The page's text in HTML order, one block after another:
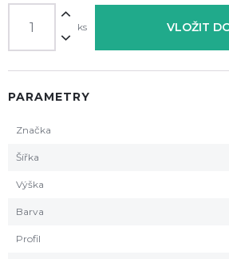
ks VLOŽIT
PARAMETRY
Značka
Šířka
Výška
Barva
Profil